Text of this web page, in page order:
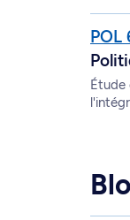
POL
Étude